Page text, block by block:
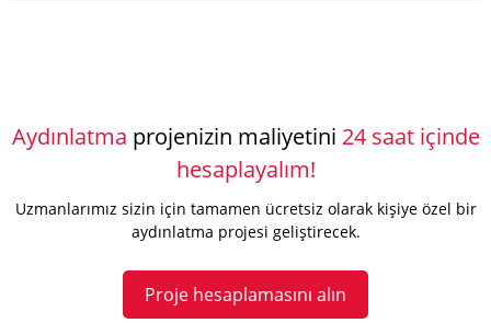
Aydınlatma projenizin maliyetini 24 saat içinde
hesaplayalım!
Uzmanlarımız sizin için tamamen ücretsiz olarak kişiye özel bir
aydınlatma projesi geliştirecek.
Proje hesaplamasını alın